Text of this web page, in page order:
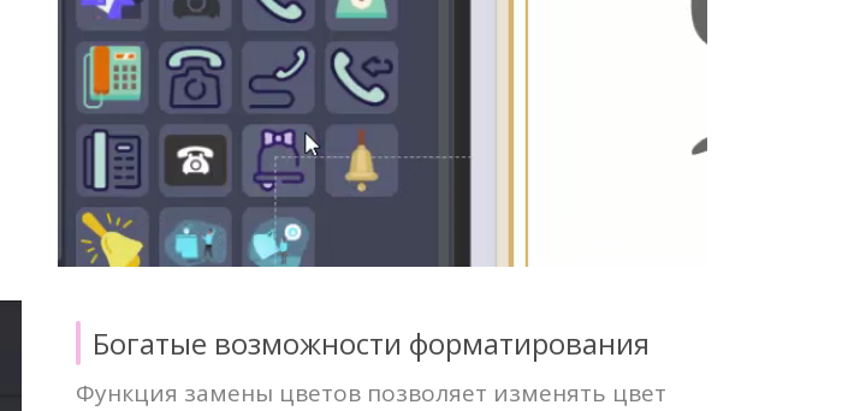
Богатые возможности форматирования
Функция замены цветов позволяет изменять цвет